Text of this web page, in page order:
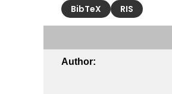
BibTeX RIS
Author: